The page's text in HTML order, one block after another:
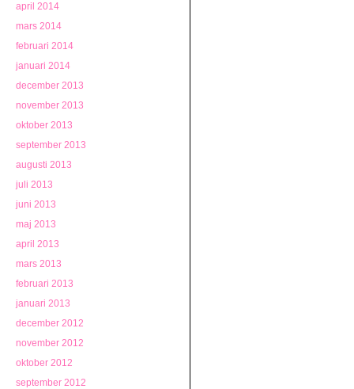
april 2014
mars 2014
februari 2014
januari 2014
december 2013
november 2013
oktober 2013
september 2013
augusti 2013
juli 2013
juni 2013
maj 2013
april 2013
mars 2013
februari 2013
januari 2013
december 2012
november 2012
oktober 2012
september 2012